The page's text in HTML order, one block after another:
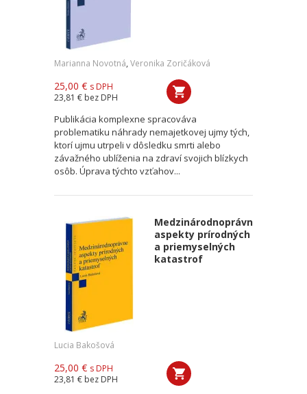
Marianna Novotná, Veronika Zoričáková
25,00 € s DPH
23,81 € bez DPH
Publikácia komplexne spracováva
problematiku náhrady nemajetkovej ujmy tých,
ktorí ujmu utrpeli v dôsledku smrti alebo
závažného ublíženia na zdraví svojich blízkych
osôb. Úprava týchto vzťahov...
Medzinárodnoprávne
aspekty prírodných
a priemyselných
katastrof
Lucia Bakošová
25,00 € s DPH
23,81 € bez DPH